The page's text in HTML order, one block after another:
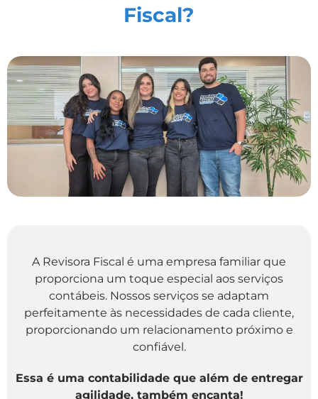
Fiscal?
A Revisora Fiscal é uma empresa familiar que
proporciona um toque especial aos serviços
contábeis. Nossos serviços se adaptam
perfeitamente às necessidades de cada cliente,
proporcionando um relacionamento próximo e
confiável.
Essa é uma contabilidade que além de entregar
agilidade, também encanta!